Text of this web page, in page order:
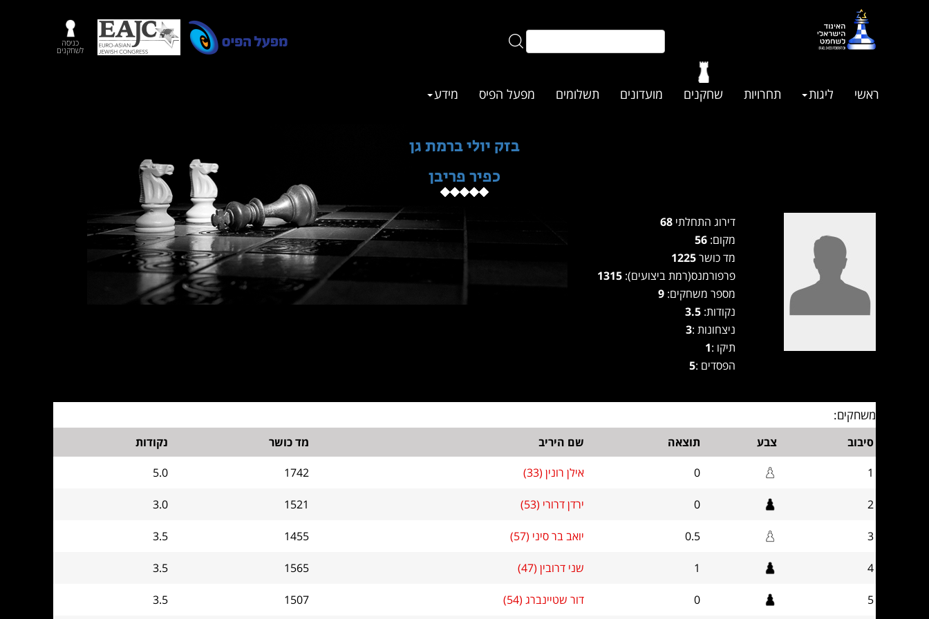
כניסה
לשחקנים
ראשי ליגות תחרויות שחקנים מועדונים תשלומים מפעל הפיס מידע
בזק יולי ברמת גן
כפיר פריבן
דירוג התחלתי 68
מקום: 56
מד כושר1225
פרפורמנס(רמת ביצועים): 1315
מספר משחקים: 9
נקודות:3.5
ניצחונות :3
תיקו :1
הפסדים :5
משחקים:
סיבוב צבע תוצאה שם היריב מד כושר
נקודות
1
0 אילן רונין (33) 1742
5.0
2
0 ירדן דרורי (53) 1521
3.0
3
0.5 יואב בר סיני (57) 1455
3.5
4
1 שני דרובין (47) 1565
3.5
5
0 דור שטיינברג (54) 1507
3.5